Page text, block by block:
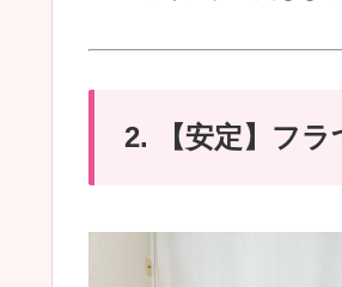
2. 【安定】フラ